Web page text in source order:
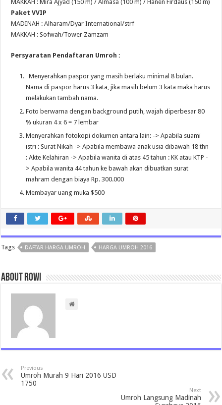
MAKKAH : Mira Ajyad (150 m) / Almasa (100 m) / Hanen Firdaus (150 m)
Paket VVIP
MADINAH : Alharam/Dyar International/strf
MAKKAH : Sofwah/Tower Zamzam
Persyaratan Pendaftaran Umroh :
Menyerahkan paspor yang masih berlaku minimal 8 bulan.
Nama di paspor harus 3 kata, jika masih belum 3 kata maka harus
melakukan tambah nama.
Foto berwarna dengan background putih, wajah diperbesar 80
% ukuran 4 x 6 = 7 lembar
Menyerahkan fotokopi dokumen antara lain: -> Apabila suami
istri : Surat Nikah -> Apabila membawa anak usia dibawah 18 thn
: Akte Kelahiran -> Apabila wanita di atas 45 tahun : KK atau KTP -
> Apabila wanita 44 tahun ke bawah akan dibuatkan surat
mahram dengan biaya Rp. 300.000
Membayar uang muka $500
Tags DAFTAR HARGA UMROH HARGA UMROH 2016
About rowi
Previous
Umroh Murah 9 Hari 2016 USD
1750
Next
Umroh Langsung Madinah